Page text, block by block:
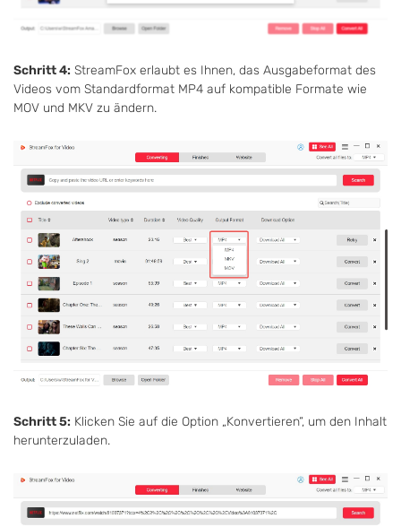
Schritt 4: StreamFox erlaubt es Ihnen, das Ausgabeformat des
Videos vom Standardformat MP4 auf kompatible Formate wie
MOV und MKV zu ändern.
Schritt 5: Klicken Sie auf die Option „Konvertieren“, um den Inhalt
herunterzuladen.